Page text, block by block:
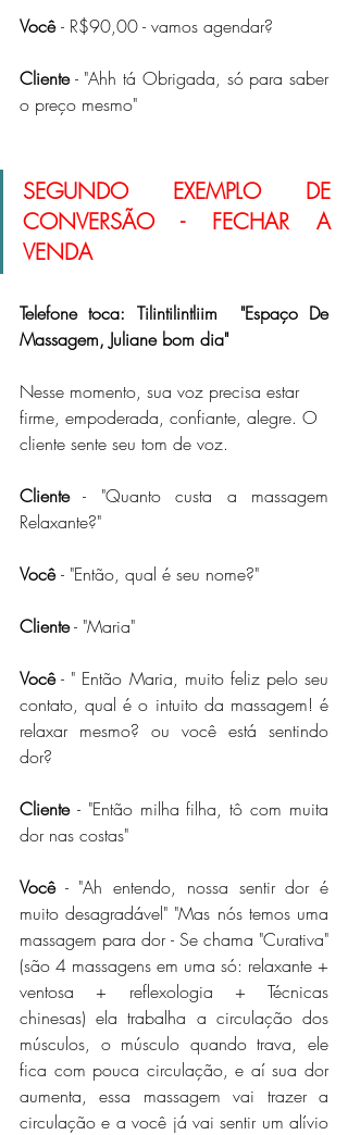
Você - R$90,00 - vamos agendar?
Cliente - "Ahh tá Obrigada, só para saber
o preço mesmo"
SEGUNDO EXEMPLO DE
CONVERSÃO - FECHAR A
VENDA
Telefone toca: Tilintilintliim  "Espaço De
Massagem, Juliane bom dia"
Nesse momento, sua voz precisa estar
firme, empoderada, confiante, alegre. O
cliente sente seu tom de voz.
Cliente - "Quanto custa a massagem
Relaxante?"
Você - "Então, qual é seu nome?"
Cliente - "Maria"
Você - " Então Maria, muito feliz pelo seu
contato, qual é o intuito da massagem! é
relaxar mesmo? ou você está sentindo
dor?
Cliente - "Então milha filha, tô com muita
dor nas costas"
Você - "Ah entendo, nossa sentir dor é
muito desagradável" "Mas nós temos uma
massagem para dor - Se chama "Curativa"
(são 4 massagens em uma só: relaxante +
ventosa + reflexologia + Técnicas
chinesas) ela trabalha a circulação dos
músculos, o músculo quando trava, ele
fica com pouca circulação, e aí sua dor
aumenta, essa massagem vai trazer a
circulação e a você já vai sentir um alívio